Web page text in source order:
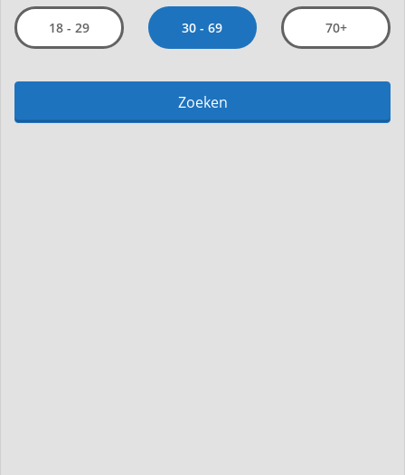
18 - 29 30 - 69 70+
Zoeken